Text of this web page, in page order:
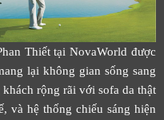
Thiết tại NovaWorld được
lại không gian sống sang
rộng rãi với sofa da thật
và hệ thống chiếu sáng hiện